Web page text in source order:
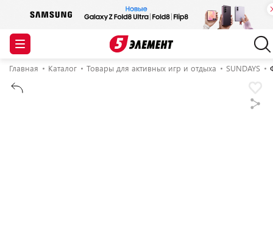
Главная Каталог Товары для активных игр и отдыха SUNDAYS